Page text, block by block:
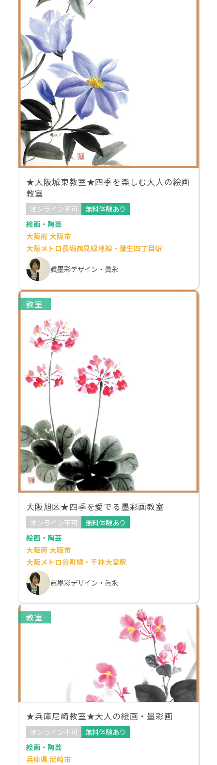
★大阪城東教室★四季を楽しむ大人の絵画
教室
オンライン不可
無料体験あり
絵画・陶芸
大阪府 大阪市
大阪メトロ長堀鶴見緑地線・蒲生四丁目駅
眞墨彩デザイン・眞永
教室
大阪旭区★四季を愛でる墨彩画教室
オンライン不可
無料体験あり
絵画・陶芸
大阪府 大阪市
大阪メトロ谷町線・千林大宮駅
眞墨彩デザイン・眞永
教室
★兵庫尼崎教室★大人の絵画・墨彩画
オンライン不可
無料体験あり
絵画・陶芸
兵庫県 尼崎市